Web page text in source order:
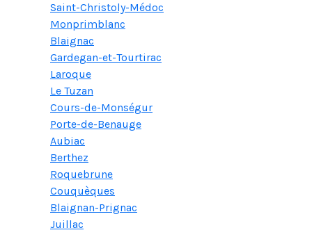
Saint-Christoly-Médoc
Monprimblanc
Blaignac
Gardegan-et-Tourtirac
Laroque
Le Tuzan
Cours-de-Monségur
Porte-de-Benauge
Aubiac
Berthez
Roquebrune
Couquèques
Blaignan-Prignac
Juillac